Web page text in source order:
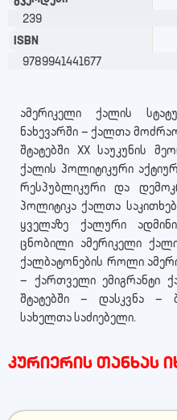
239
ISBN
9789941441677
ამერიკელი ქალის
ნახევარში — ქალთა
შტატებში XX საუკუნის
ქალის პოლიტიკური
რესპუბლიკური და
პოლიტიკა ქალთა
ყველაზე ქალური
ცნობილი ამერიკელი
ქალბატონების როლი
— ქართველი ემიგრანტი
შტატებში — დასკვნა —
სახელთა საძიებელი.
კურიერის თანხას